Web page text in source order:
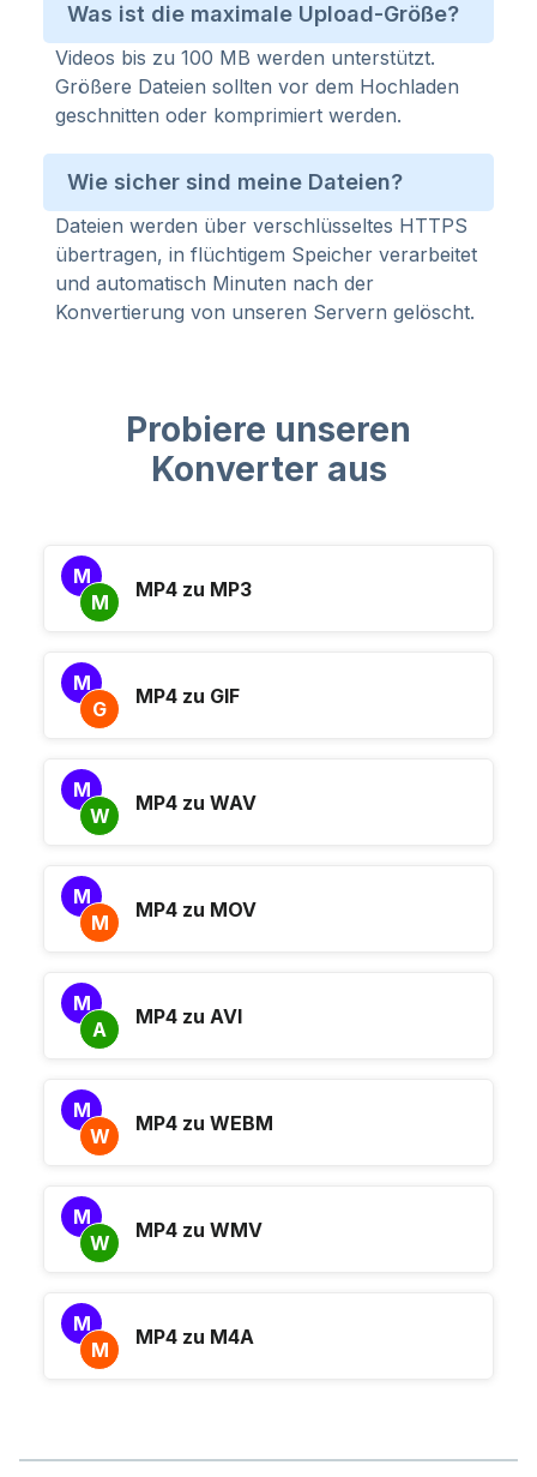
Was ist die maximale Upload-Größe?
Videos bis zu 100 MB werden unterstützt.
Größere Dateien sollten vor dem Hochladen
geschnitten oder komprimiert werden.
Wie sicher sind meine Dateien?
Dateien werden über verschlüsseltes HTTPS
übertragen, in flüchtigem Speicher verarbeitet
und automatisch Minuten nach der
Konvertierung von unseren Servern gelöscht.
Probiere unseren
Konverter aus
M
M
MP4 zu MP3
M
G
MP4 zu GIF
M
W
MP4 zu WAV
M
M
MP4 zu MOV
M
A
MP4 zu AVI
M
W
MP4 zu WEBM
M
W
MP4 zu WMV
M
M
MP4 zu M4A